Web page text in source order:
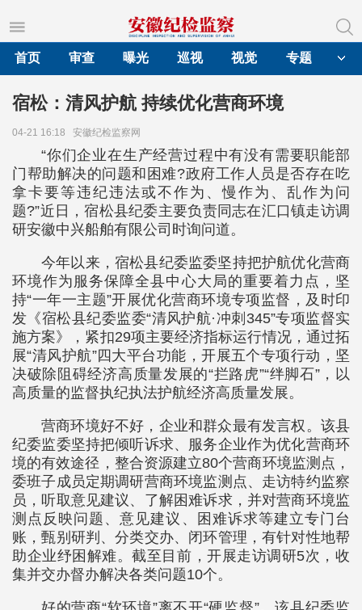
首页
审查 曝光 巡视 视觉 专题
宿松：清风护航 持续优化营商环境
04-21 16:18 安徽纪检监察网
“你们企业在生产经营过程中有没有需要职能部
门帮助解决的问题和困难?政府工作人员是否存在吃
拿卡要等违纪违法或不作为、慢作为、乱作为问
题?”近日，宿松县纪委主要负责同志在汇口镇走访调
研安徽中兴船舶有限公司时询问道。
今年以来，宿松县纪委监委坚持把护航优化营商
环境作为服务保障全县中心大局的重要着力点，坚
持“一年一主题”开展优化营商环境专项监督，及时印
发《宿松县纪委监委“清风护航·冲刺345”专项监督实
施方案》，紧扣29项主要经济指标运行情况，通过拓
展“清风护航”四大平台功能，开展五个专项行动，坚
决破除阻碍经济高质量发展的“拦路虎”“绊脚石”，以
高质量的监督执纪执法护航经济高质量发展。
营商环境好不好，企业和群众最有发言权。该县
纪委监委坚持把倾听诉求、服务企业作为优化营商环
境的有效途径，整合资源建立80个营商环境监测点，
委班子成员定期调研营商环境监测点、走访特约监察
员，听取意见建议、了解困难诉求，并对营商环境监
测点反映问题、意见建议、困难诉求等建立专门台
账，甄别研判、分类交办、闭环管理，有针对性地帮
助企业纾困解难。截至目前，开展走访调研5次，收
集并交办督办解决各类问题10个。